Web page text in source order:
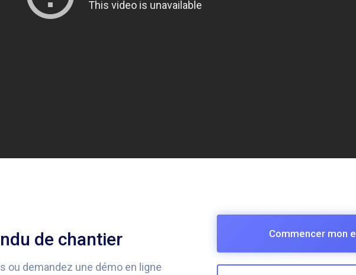
de chantier
ou demandez une démo en ligne
Commencer mon